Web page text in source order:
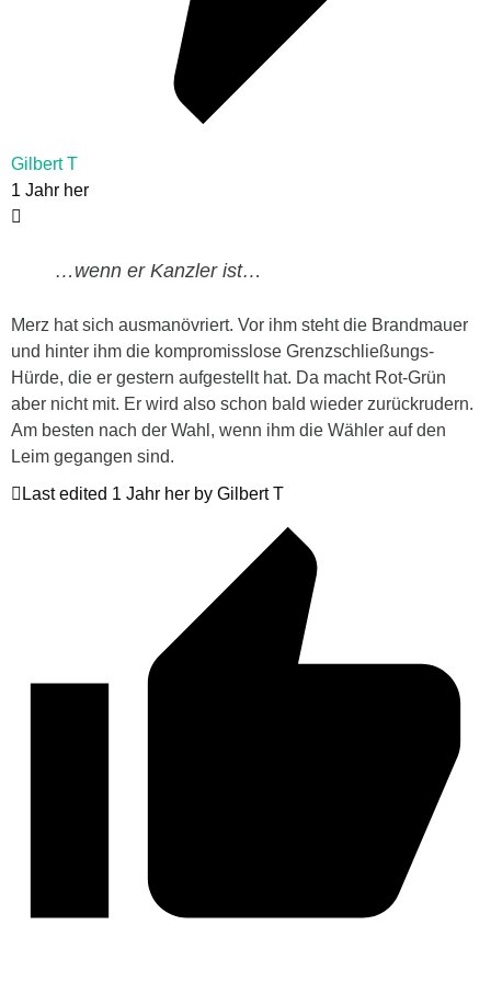
Gilbert T
1 Jahr her
…wenn er Kanzler ist…
Merz hat sich ausmanövriert. Vor ihm steht die Brandmauer
und hinter ihm die kompromisslose Grenzschließungs-
Hürde, die er gestern aufgestellt hat. Da macht Rot-Grün
aber nicht mit. Er wird also schon bald wieder zurückrudern.
Am besten nach der Wahl, wenn ihm die Wähler auf den
Leim gegangen sind.
Last edited 1 Jahr her by Gilbert T